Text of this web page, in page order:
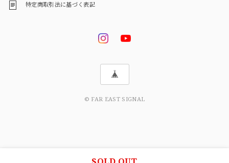
特定商取引法に基づく表記
© FAR EAST SIGNAL